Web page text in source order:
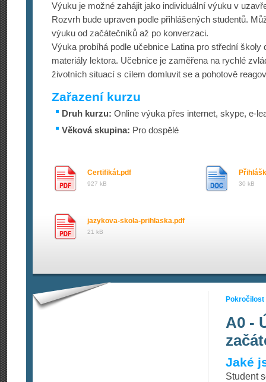
Výuku je možné zahájit jako individuální výuku v
Rozvrh bude upraven podle přihlášených studentů.
výuku od začátečníků až po konverzaci.
Výuka probíhá podle učebnice Latina pro střední školy
materiály lektora. Učebnice je zaměřena na rychlé
životních situací s cílem domluvit se a pohotově
Zařazení kurzu
Druh kurzu: Online výuka přes internet, skype, e-
Věková skupina: Pro dospělé
Certifikát.pdf
927 kB 30 kB
jazykova-skola-prihlaska.pdf
21 kB
Pokročilost
A0 -
Jaké
Student